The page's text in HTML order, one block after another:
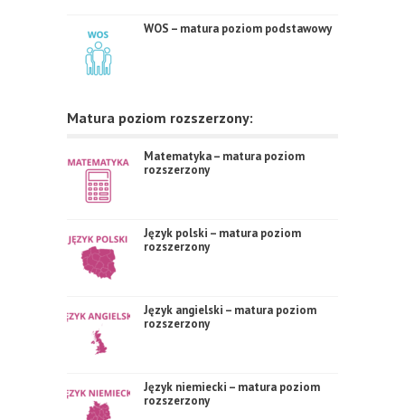
WOS – matura poziom podstawowy
Matura poziom rozszerzony:
Matematyka – matura poziom
rozszerzony
Język polski – matura poziom
rozszerzony
Język angielski – matura poziom
rozszerzony
Język niemiecki – matura poziom
rozszerzony